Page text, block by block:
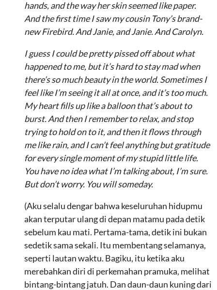
hands, and the way her skin seemed like paper.
And the first time I saw my cousin Tony’s brand-
new Firebird. And Janie, and Janie. And Carolyn.
I guess I could be pretty pissed off about what
happened to me, but it’s hard to stay mad when
there’s so much beauty in the world. Sometimes I
feel like I’m seeing it all at once, and it’s too much.
My heart fills up like a balloon that’s about to
burst. And then I remember to relax, and stop
trying to hold on to it, and then it flows through
me like rain, and I can’t feel anything but gratitude
for every single moment of my stupid little life.
You have no idea what I’m talking about, I’m sure.
But don’t worry. You will someday.
(Aku selalu dengar bahwa keseluruhan hidupmu
akan terputar ulang di depan matamu pada detik
sebelum kau mati. Pertama-tama, detik ini bukan
sedetik sama sekali. Itu membentang selamanya,
seperti lautan waktu. Bagiku, itu ketika aku
merebahkan diri di perkemahan pramuka, melihat
bintang-bintang jatuh. Dan daun-daun kuning dari